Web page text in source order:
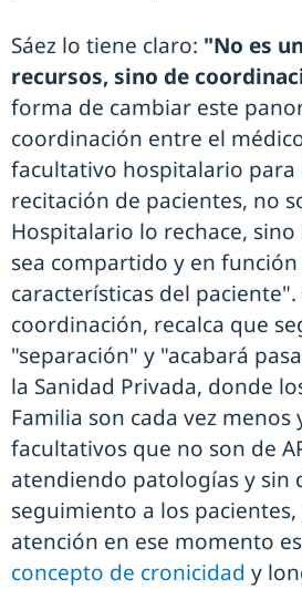
Sáez lo tiene claro: "No es
recursos, sino de
forma de cambiar este
coordinación entre el
facultativo hospitalario para
recitación de pacientes, no
Hospitalario lo rechace,
sea compartido y en función
características del paciente".
coordinación, recalca que
"separación" y "acabará
la Sanidad Privada, donde
Familia son cada vez menos
facultativos que no son de
atendiendo patologías y sin
seguimiento a los pacientes,
atención en ese momento
concepto de cronicidad y